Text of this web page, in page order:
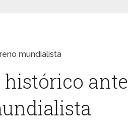
mundialista
ante